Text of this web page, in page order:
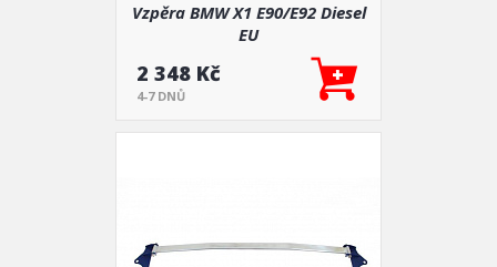
Vzpěra BMW X1 E90/E92 Diesel
EU
2 348 Kč
4-7 DNŮ